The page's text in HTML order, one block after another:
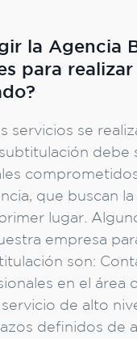
la Agencia
para
servicios se
debe
que buscan
lugar.
empresa
son:
en el área
de alto
definidos de